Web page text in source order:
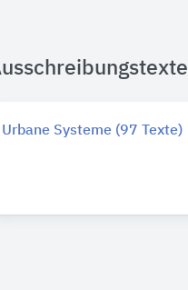
Urbane Systeme (97 Texte)